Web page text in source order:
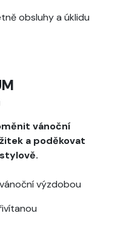
obsluhy a úklidu
vánoční
a poděkovat
výzdobou